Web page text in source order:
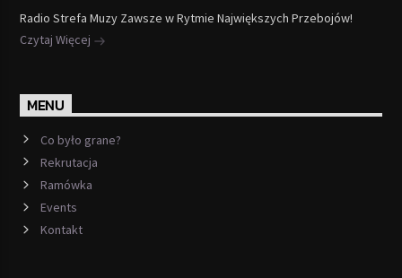
Radio Strefa Muzy Zawsze w Rytmie Największych Przebojów!
Czytaj Więcej
MENU
Co było grane?
Rekrutacja
Ramówka
Events
Kontakt